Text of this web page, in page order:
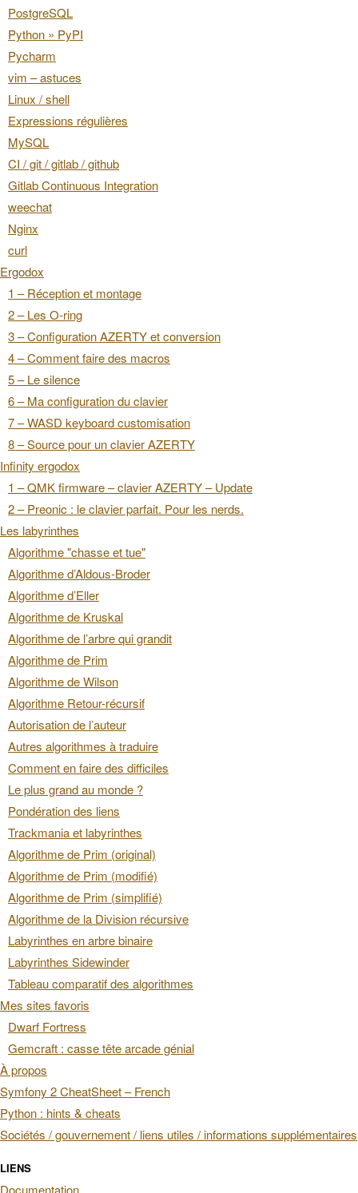
PostgreSQL
Python » PyPI
Pycharm
vim – astuces
Linux / shell
Expressions régulières
MySQL
CI / git / gitlab / github
Gitlab Continuous Integration
weechat
Nginx
curl
Ergodox
1 – Réception et montage
2 – Les O-ring
3 – Configuration AZERTY et conversion
4 – Comment faire des macros
5 – Le silence
6 – Ma configuration du clavier
7 – WASD keyboard customisation
8 – Source pour un clavier AZERTY
Infinity ergodox
1 – QMK firmware – clavier AZERTY – Update
2 – Preonic : le clavier parfait. Pour les nerds.
Les labyrinthes
Algorithme "chasse et tue"
Algorithme d’Aldous-Broder
Algorithme d’Eller
Algorithme de Kruskal
Algorithme de l’arbre qui grandit
Algorithme de Prim
Algorithme de Wilson
Algorithme Retour-récursif
Autorisation de l’auteur
Autres algorithmes à traduire
Comment en faire des difficiles
Le plus grand au monde ?
Pondération des liens
Trackmania et labyrinthes
Algorithme de Prim (original)
Algorithme de Prim (modifié)
Algorithme de Prim (simplifié)
Algorithme de la Division récursive
Labyrinthes en arbre binaire
Labyrinthes Sidewinder
Tableau comparatif des algorithmes
Mes sites favoris
Dwarf Fortress
Gemcraft : casse tête arcade génial
À propos
Symfony 2 CheatSheet – French
Python : hints & cheats
Sociétés / gouvernement / liens utiles / informations supplémentaires
LIENS
Documentation